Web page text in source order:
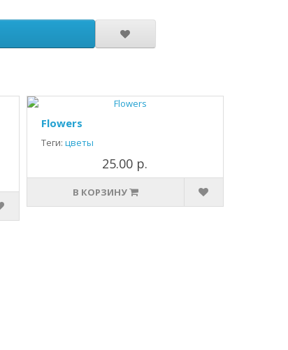
Flowers
Теги: цветы
25.00 р.
В КОРЗИНУ